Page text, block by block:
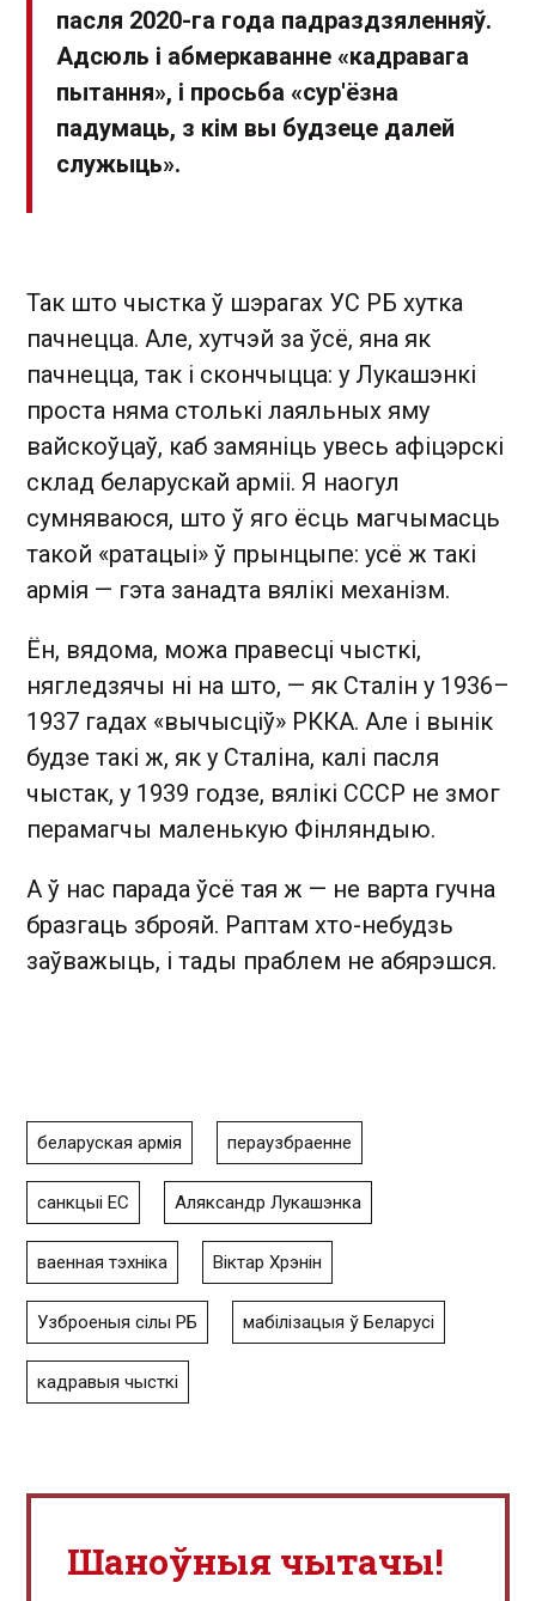
пасля 2020-га года падраздзяленняў.
Адсюль і абмеркаванне «кадравага
пытання», і просьба «сур'ёзна
падумаць, з кім вы будзеце далей
служыць».
Так што чыстка ў шэрагах УС РБ хутка
пачнецца. Але, хутчэй за ўсё, яна як
пачнецца, так і скончыцца: у Лукашэнкі
проста няма столькі лаяльных яму
вайскоўцаў, каб замяніць увесь афіцэрскі
склад беларускай арміі. Я наогул
сумняваюся, што ў яго ёсць магчымасць
такой «ратацыі» ў прынцыпе: усё ж такі
армія — гэта занадта вялікі механізм.
Ён, вядома, можа правесці чысткі,
нягледзячы ні на што, — як Сталін у 1936–
1937 гадах «вычысціў» РККА. Але і вынік
будзе такі ж, як у Сталіна, калі пасля
чыстак, у 1939 годзе, вялікі СССР не змог
перамагчы маленькую Фінляндыю.
А ў нас парада ўсё тая ж — не варта гучна
бразгаць зброяй. Раптам хто-небудзь
заўважыць, і тады праблем не абярэшся.
беларуская армія пераузбраенне
санкцыі ЕС Аляксандр Лукашэнка
ваенная тэхніка Віктар Хрэнін
Узброеныя сілы РБ мабілізацыя ў Беларусі
кадравыя чысткі
Шаноўныя чытачы!